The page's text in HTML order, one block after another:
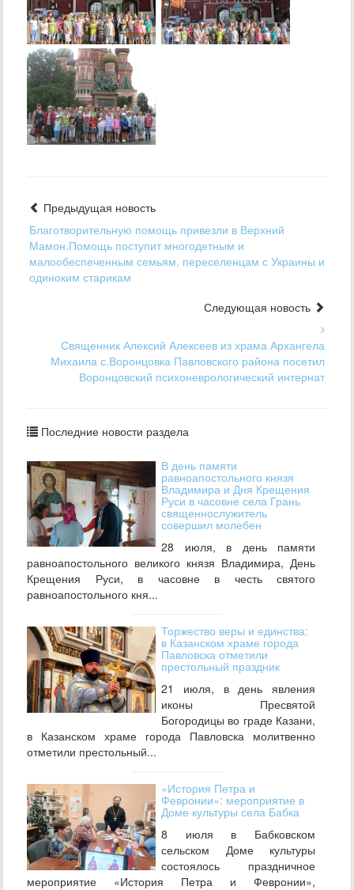
Предыдущая новость
Благотворительную помощь привезли в Верхний
Мамон.Помощь поступит многодетным и
малообеспеченным семьям, переселенцам с Украины и
одиноким старикам
Следующая новость
Священник Алексий Алексеев из храма Архангела
Михаила с.Воронцовка Павловского района посетил
Воронцовский психоневрологический интернат
Последние новости раздела
В день памяти
равноапостольного князя
Владимира и Дня Крещения
Руси в часовне села Грань
священнослужитель
совершил молебен
28 июля, в день памяти
равноапостольного великого князя Владимира, День
Крещения Руси, в часовне в честь святого
равноапостольного кня...
Торжество веры и единства:
в Казанском храме города
Павловска отметили
престольный праздник
21 июля, в день явления
иконы Пресвятой
Богородицы во граде Казани,
в Казанском храме города Павловска молитвенно
отметили престольный...
«История Петра и
Февронии»: мероприятие в
Доме культуры села Бабка
8 июля в Бабковском
сельском Доме культуры
состоялось праздничное
мероприятие «История Петра и Февронии»,